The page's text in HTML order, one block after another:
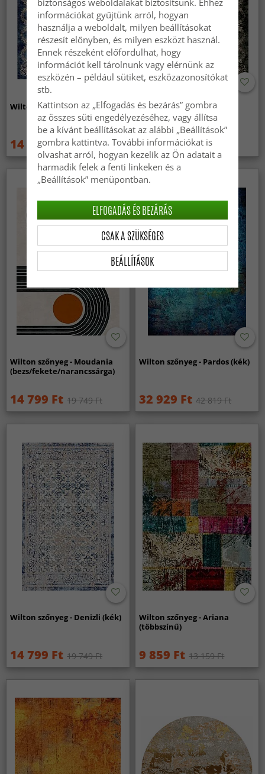
Wilton szőnyeg - Taknis (kék)
14 799 Ft 19 749 Ft
Wilton szőnyeg - Taknis
(sötétzöld)
14 799 Ft 19 749 Ft
Wilton szőnyeg - Moudania
(bezs/fekete/narancssárga)
14 799 Ft 19 749 Ft
Wilton szőnyeg - Pardos (kék)
32 929 Ft 42 819 Ft
Wilton szőnyeg - Denizli (kék)
14 799 Ft 19 749 Ft
Wilton szőnyeg - Ariana
(többszínű)
9 859 Ft 13 159 Ft
információkat gyűjtünk arról, hogyan
használja a weboldalt, milyen beállításokat
részesít előnyben, és milyen eszközt használ.
Ennek részeként előfordulhat, hogy
információt kell tárolnunk vagy elérnünk az
eszközén – például sütiket, eszközazonosítókat
stb.
Kattintson az „Elfogadás és bezárás” gombra
az összes süti engedélyezéséhez, vagy állítsa
be a kívánt beállításokat az alábbi „Beállítások”
gombra kattintva. További információkat is
olvashat arról, hogyan kezelik az Ön adatait a
harmadik felek a fenti linkeken és a
„Beállítások” menüpontban.
BEÁLLÍTÁSOK
CSAK A SZÜKSÉGES
ELFOGADÁS ÉS BEZÁRÁS